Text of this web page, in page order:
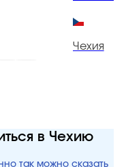
Чехия
в Чехию
так можно сказать